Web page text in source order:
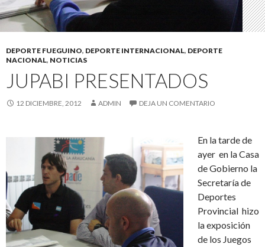
DEPORTE FUEGUINO, DEPORTE INTERNACIONAL, DEPORTE
NACIONAL, NOTICIAS
JUPABI PRESENTADOS
12 DICIEMBRE, 2012 ADMIN DEJA UN COMENTARIO
En la tarde de
ayer en la Casa
de Gobierno la
Secretaría de
Deportes
Provincial hizo
la exposición
de los Juegos